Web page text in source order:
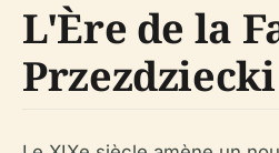
L'Ère de la
Przezdziecki